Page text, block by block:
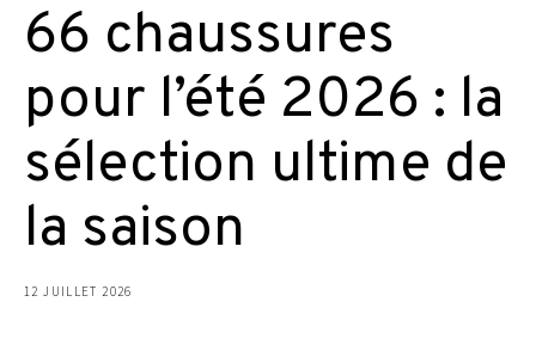
66 chaussures
pour l’été 2026 : la
sélection ultime de
la saison
12 JUILLET 2026